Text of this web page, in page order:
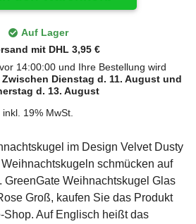
Auf Lager
mit DHL 3,95 €
14:00:00 und Ihre Bestellung wird
Zwischen Dienstag d. 11. August und
d. 13. August
inkl. 19% MwSt.
im Design Velvet Dusty
schmücken auf
GreenGate Weihnachtskugel Glas
Groß, kaufen Sie das Produkt
Shop. Auf Englisch heißt das